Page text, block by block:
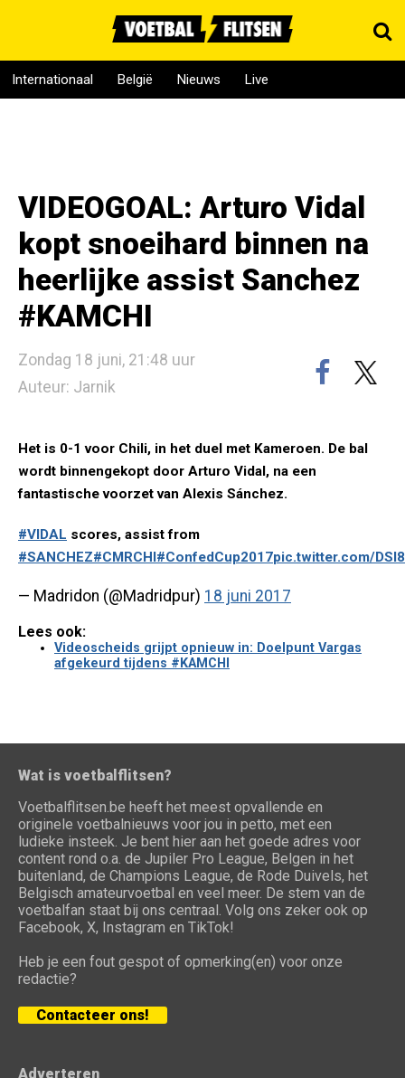
Internationaal België Nieuws Live
VIDEOGOAL: Arturo Vidal
kopt snoeihard binnen na
heerlijke assist Sanchez
#KAMCHI
Zondag 18 juni, 21:48 uur
Auteur: Jarnik
Het is 0-1 voor Chili, in het duel met Kameroen. De bal
wordt binnengekopt door Arturo Vidal, na een
fantastische voorzet van Alexis Sánchez.
#VIDAL scores, assist from
#SANCHEZ#CMRCHI#ConfedCup2017pic.twitter.com/
— Madridon (@Madridpur) 18 juni 2017
Lees ook:
Videoscheids grijpt opnieuw in: Doelpunt Vargas
afgekeurd tijdens #KAMCHI
Wat is voetbalflitsen?
Voetbalflitsen.be heeft het meest opvallende en
originele voetbalnieuws voor jou in petto, met een
ludieke insteek. Je bent hier aan het goede adres voor
content rond o.a. de Jupiler Pro League, Belgen in het
buitenland, de Champions League, de Rode Duivels, het
Belgisch amateurvoetbal en veel meer. De stem van de
voetbalfan staat bij ons centraal. Volg ons zeker ook op
Facebook, X, Instagram en TikTok!
Heb je een fout gespot of opmerking(en) voor onze
redactie?
Contacteer ons!
Adverteren